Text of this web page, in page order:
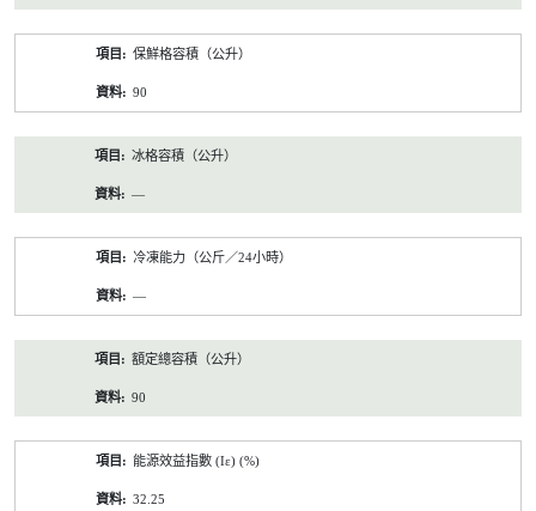
保鮮格容積（公升）
90
冰格容積（公升）
—
冷凍能力（公斤／24小時）
—
額定總容積（公升）
90
能源效益指數 (Iε) (%)
32.25